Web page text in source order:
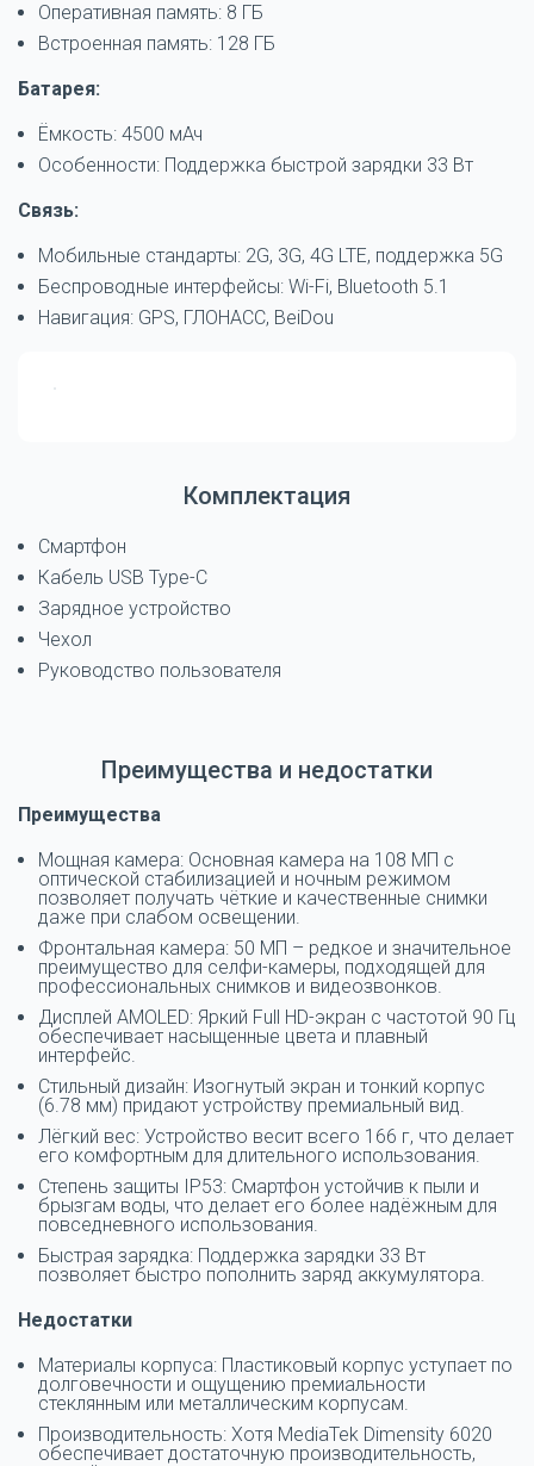
Оперативная память: 8 ГБ
Встроенная память: 128 ГБ
Батарея:
Ёмкость: 4500 мАч
Особенности: Поддержка быстрой зарядки 33 Вт
Связь:
Мобильные стандарты: 2G, 3G, 4G LTE, поддержка 5G
Беспроводные интерфейсы: Wi-Fi, Bluetooth 5.1
Навигация: GPS, ГЛОНАСС, BeiDou
Комплектация
Смартфон
Кабель USB Type-C
Зарядное устройство
Чехол
Руководство пользователя
Преимущества и недостатки
Преимущества
Мощная камера: Основная камера на 108 МП с
оптической стабилизацией и ночным режимом
позволяет получать чёткие и качественные снимки
даже при слабом освещении.
Фронтальная камера: 50 МП – редкое и значительное
преимущество для селфи-камеры, подходящей для
профессиональных снимков и видеозвонков.
Дисплей AMOLED: Яркий Full HD-экран с частотой 90 Гц
обеспечивает насыщенные цвета и плавный
интерфейс.
Стильный дизайн: Изогнутый экран и тонкий корпус
(6.78 мм) придают устройству премиальный вид.
Лёгкий вес: Устройство весит всего 166 г, что делает
его комфортным для длительного использования.
Степень защиты IP53: Смартфон устойчив к пыли и
брызгам воды, что делает его более надёжным для
повседневного использования.
Быстрая зарядка: Поддержка зарядки 33 Вт
позволяет быстро пополнить заряд аккумулятора.
Недостатки
Материалы корпуса: Пластиковый корпус уступает по
долговечности и ощущению премиальности
стеклянным или металлическим корпусам.
Производительность: Хотя MediaTek Dimensity 6020
обеспечивает достаточную производительность,